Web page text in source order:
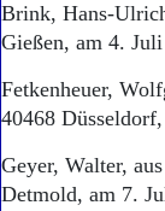
Brink, Hans-
Gießen, am 4. Juli
Fetkenheuer,
40468
Geyer, Walter,
Detmold, am 7.